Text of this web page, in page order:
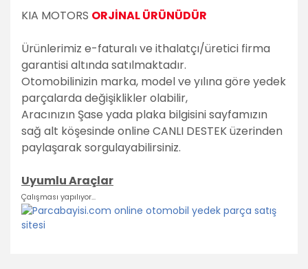
KIA MOTORS ORJİNAL ÜRÜNÜDÜR
Ürünlerimiz e-faturalı ve ithalatçı/üretici firma
garantisi altında satılmaktadır.
Otomobilinizin marka, model ve yılına göre yedek
parçalarda değişiklikler olabilir,
Aracınızın Şase yada plaka bilgisini sayfamızın
sağ alt köşesinde online CANLI DESTEK üzerinden
paylaşarak sorgulayabilirsiniz.
Uyumlu Araçlar
Çalışması yapılıyor...